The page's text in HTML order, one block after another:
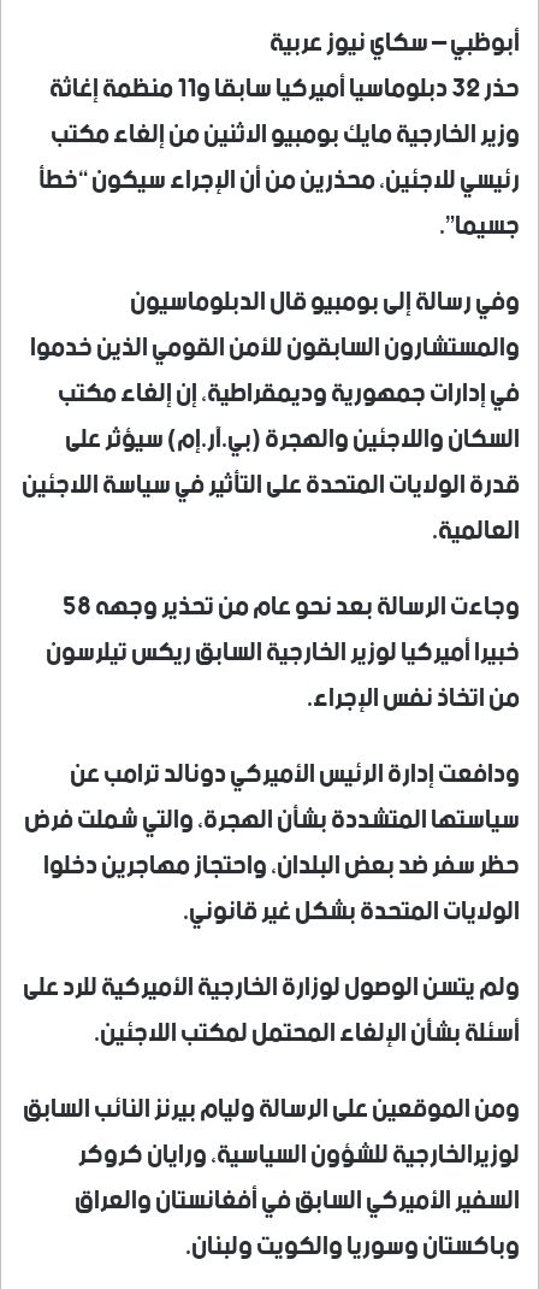
أبوظبي – سكاي نيوز عربية
حذر 32 دبلوماسيا أميركيا سابقا و11 منظمة إغاثة
وزير الخارجية مايك بومبيو الاثنين من إلغاء مكتب
رئيسي للاجئين، محذرين من أن الإجراء سيكون “خطأ
جسيما”.
وفي رسالة إلى بومبيو قال الدبلوماسيون
والمستشارون السابقون للأمن القومي الذين خدموا
في إدارات جمهورية وديمقراطية، إن إلغاء مكتب
السكان واللاجئين والهجرة (بي.آر.إم) سيؤثر على
قدرة الولايات المتحدة على التأثير في سياسة اللاجئين
العالمية.
وجاءت الرسالة بعد نحو عام من تحذير وجهه 58
خبيرا أميركيا لوزير الخارجية السابق ريكس تيلرسون
من اتخاذ نفس الإجراء.
ودافعت إدارة الرئيس الأميركي دونالد ترامب عن
سياستها المتشددة بشأن الهجرة، والتي شملت فرض
حظر سفر ضد بعض البلدان، واحتجاز مهاجرين دخلوا
الولايات المتحدة بشكل غير قانوني.
ولم يتسن الوصول لوزارة الخارجية الأميركية للرد على
أسئلة بشأن الإلغاء المحتمل لمكتب اللاجئين.
ومن الموقعين على الرسالة وليام بيرنز النائب السابق
لوزيرالخارجية للشؤون السياسية، ورايان كروكر
السفير الأميركي السابق في أفغانستان والعراق
وباكستان وسوريا والكويت ولبنان.